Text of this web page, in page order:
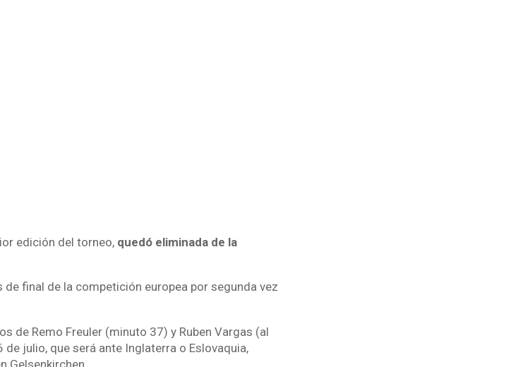
edición del torneo, quedó eliminada de la
final de la competición europea por segunda vez
de Remo Freuler (minuto 37) y Ruben Vargas (al
julio, que será ante Inglaterra o Eslovaquia,
Gelsenkirchen.